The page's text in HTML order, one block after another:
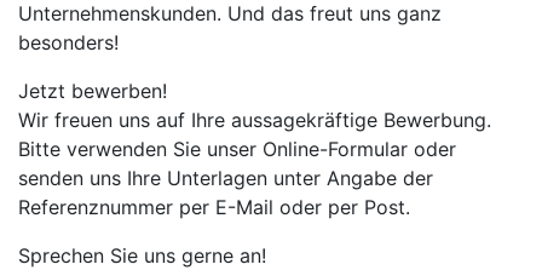
Unternehmenskunden. Und das freut uns ganz
besonders!
Jetzt bewerben!
Wir freuen uns auf Ihre aussagekräftige Bewerbung.
Bitte verwenden Sie unser Online-Formular oder
senden uns Ihre Unterlagen unter Angabe der
Referenznummer per E-Mail oder per Post.
Sprechen Sie uns gerne an!